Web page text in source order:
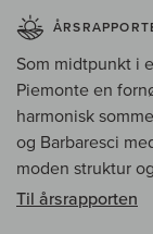
Som midtpunkt i
Piemonte en
harmonisk
og Barbaresci
moden struktur
Til årsrapporten